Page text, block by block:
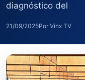
diagnóstico del
21/09/2025Por Vinx TV